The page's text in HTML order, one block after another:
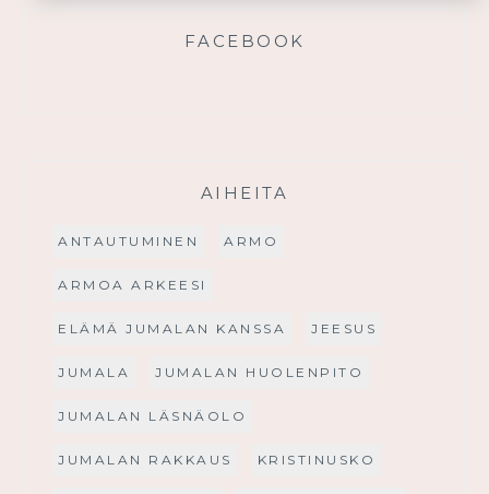
FACEBOOK
AIHEITA
ANTAUTUMINEN ARMO
ARMOA ARKEESI
ELÄMÄ JUMALAN KANSSA JEESUS
JUMALA JUMALAN HUOLENPITO
JUMALAN LÄSNÄOLO
JUMALAN RAKKAUS KRISTINUSKO